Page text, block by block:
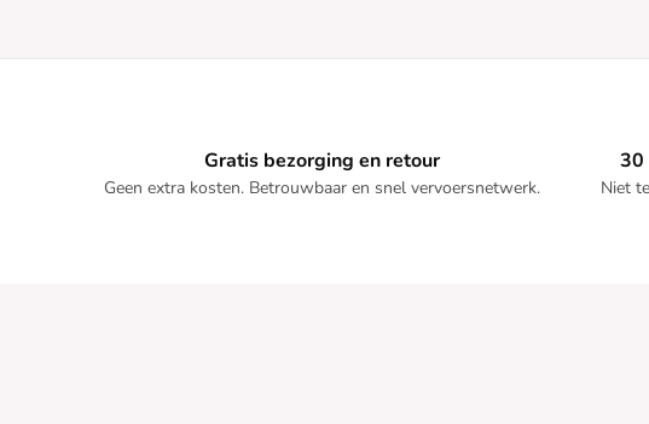
Gratis bezorging en retour
Geen extra kosten. Betrouwbaar en snel vervoersnetwerk.
30
Niet